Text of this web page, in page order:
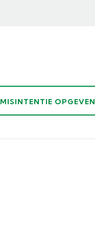
MISINTENTIE OPGEVEN